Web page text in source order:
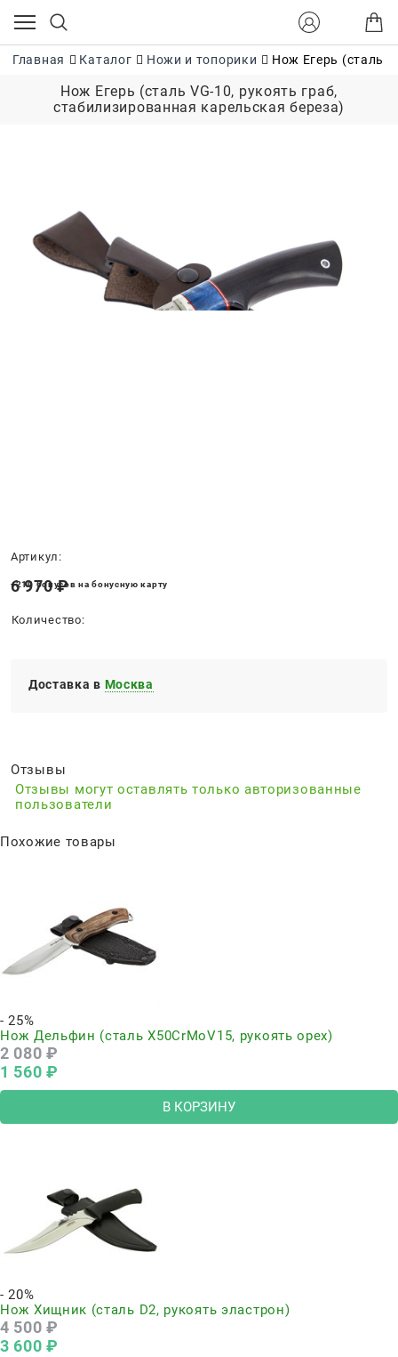
Главная Каталог Ножи и топорики Нож Егерь (сталь
Нож Егерь (сталь VG-10, рукоять граб,
стабилизированная карельская береза)
Артикул:
6 970 ₽
+210 бонусов на бонусную карту
Количество:
Доставка в Москва
Отзывы
Отзывы могут оставлять только авторизованные
пользователи
Похожие товары
- 25%
Нож Дельфин (сталь Х50CrMoV15, рукоять орех)
2 080 ₽
1 560 ₽
В КОРЗИНУ
- 20%
Нож Хищник (сталь D2, рукоять эластрон)
4 500 ₽
3 600 ₽